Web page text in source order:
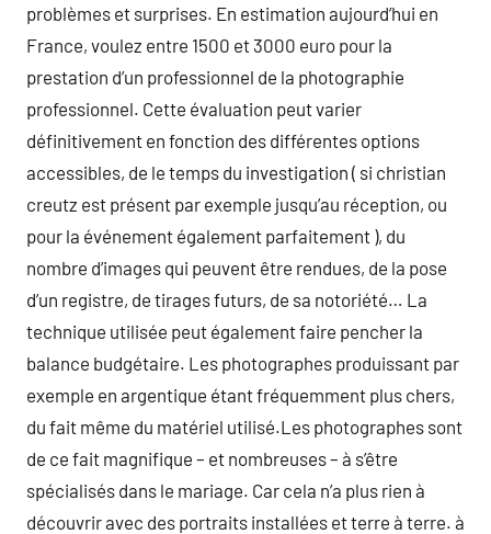
problèmes et surprises. En estimation aujourd’hui en
France, voulez entre 1500 et 3000 euro pour la
prestation d’un professionnel de la photographie
professionnel. Cette évaluation peut varier
définitivement en fonction des différentes options
accessibles, de le temps du investigation ( si christian
creutz est présent par exemple jusqu’au réception, ou
pour la événement également parfaitement ), du
nombre d’images qui peuvent être rendues, de la pose
d’un registre, de tirages futurs, de sa notoriété… La
technique utilisée peut également faire pencher la
balance budgétaire. Les photographes produissant par
exemple en argentique étant fréquemment plus chers,
du fait même du matériel utilisé.Les photographes sont
de ce fait magnifique – et nombreuses – à s’être
spécialisés dans le mariage. Car cela n’a plus rien à
découvrir avec des portraits installées et terre à terre. à